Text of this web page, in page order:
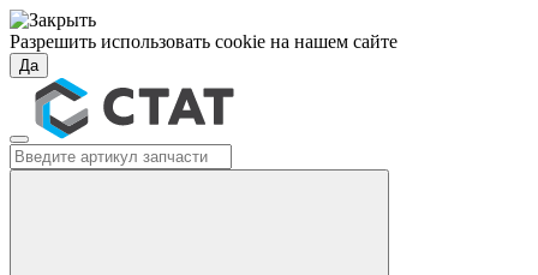
Разрешить использовать cookie на нашем сайте
Да